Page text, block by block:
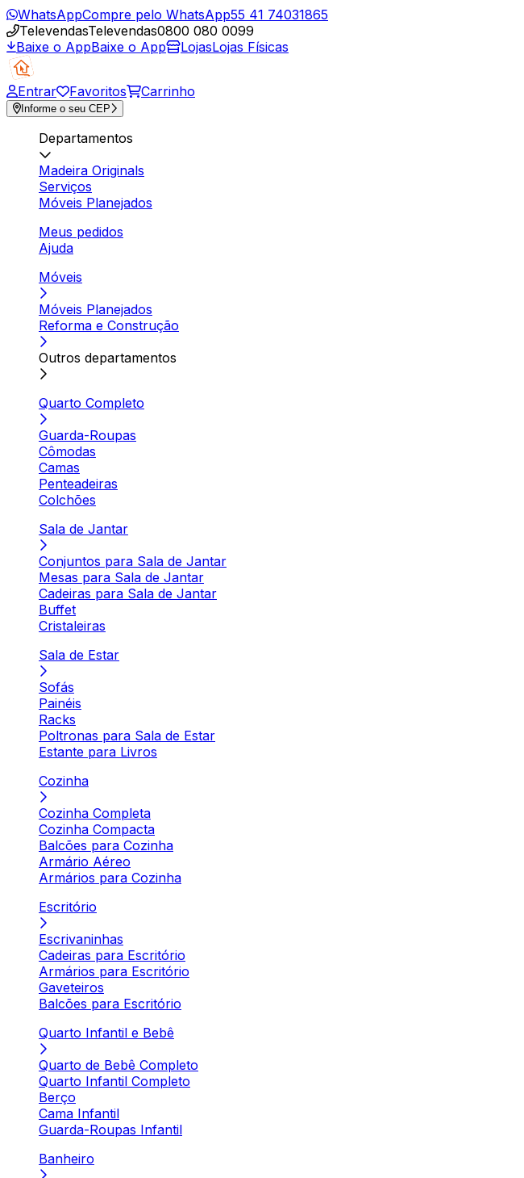
WhatsAppCompre pelo WhatsApp55 41 74031865
TelevendasTelevendas0800 080 0099
Baixe o AppBaixe o App LojasLojas Físicas
Entrar Favoritos Carrinho
Informe o seu CEP
Departamentos
Madeira Originals
Serviços
Móveis Planejados
Meus pedidos
Ajuda
Móveis
Móveis Planejados
Reforma e Construção
Outros departamentos
Quarto Completo
Guarda-Roupas
Cômodas
Camas
Penteadeiras
Colchões
Sala de Jantar
Conjuntos para Sala de Jantar
Mesas para Sala de Jantar
Cadeiras para Sala de Jantar
Buffet
Cristaleiras
Sala de Estar
Sofás
Painéis
Racks
Poltronas para Sala de Estar
Estante para Livros
Cozinha
Cozinha Completa
Cozinha Compacta
Balcões para Cozinha
Armário Aéreo
Armários para Cozinha
Escritório
Escrivaninhas
Cadeiras para Escritório
Armários para Escritório
Gaveteiros
Balcões para Escritório
Quarto Infantil e Bebê
Quarto de Bebê Completo
Quarto Infantil Completo
Berço
Cama Infantil
Guarda-Roupas Infantil
Banheiro